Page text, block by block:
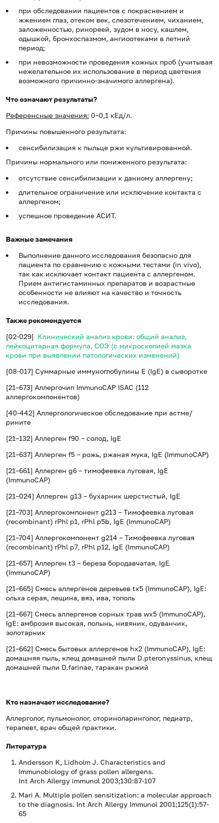
при обследовании пациентов с покраснением и
жжением глаз, отеком век, слезотечением, чиханием,
заложенностью, ринореей, зудом в носу, кашлем,
одышкой, бронхоспазмом, ангиоотеками в летний
период;
при невозможности проведения кожных проб (учитывая
нежелательное их использование в период цветения
возможного причинно-значимого аллергена).
Что означают результаты?
Референсные значения: 0–0,1 кЕд/л.
Причины повышенного результата:
сенсибилизация к пыльце ржи культивированной.
Причины нормального или пониженного результата:
отсутствие сенсибилизации к данному аллергену;
длительное ограничение или исключение контакта с
аллергеном;
успешное проведение АСИТ.
Важные замечания
Выполнение данного исследования безопасно для
пациента по сравнению с кожными тестами (in vivo),
так как исключает контакт пациента с аллергеном.
Прием антигистаминных препаратов и возрастные
особенности не влияют на качество и точность
исследования.
Также рекомендуется
[02-029] Клинический анализ крови: общий анализ,
лейкоцитарная формула, СОЭ (с микроскопией мазка
крови при выявлении патологических изменений)
[08-017] Суммарные иммуноглобулины E (IgE) в сыворотке
[21–673] Аллергочип ImmunoCAP ISAC (112
аллергокомпонентов)
[40-442] Аллергологическое обследование при астме/
рините
[21–132] Аллерген f90 – солод, IgE
[21–637] Аллерген f5 – рожь, ржаная мука, IgE (ImmunoCAP)
[21–661] Аллерген g6 – тимофеевка луговая, IgE
(ImmunoCAP)
[21–024] Аллерген g13 – бухарник шерстистый, IgE
[21–703] Аллергокомпонент g213 – Тимофеевка луговая
(recombinant) rPhl p1, rPhl p5b, IgE (ImmunoCAP)
[21–704] Аллергокомпонент g214 – Тимофеевка луговая
(recombinant) rPhl p7, rPhl p12, IgE (ImmunoCAP)
[21–657] Аллерген t3 – береза бородавчатая, IgE
(ImmunoCAP)
[21–665] Смесь аллергенов деревьев tx5 (ImmunoCAP), IgE:
ольха серая, лещина, вяз, ива, тополь
[21–667] Смесь аллергенов сорных трав wx5 (ImmunoCAP),
IgE: амброзия высокая, полынь, нивяник, одуванчик,
золотарник
[21–662] Смесь бытовых аллергенов hx2 (ImmunoCAP), IgE:
домашняя пыль, клещ домашней пыли D.pteronyssinus, клещ
домашней пыли D.farinae, таракан рыжий
Кто назначает исследование?
Аллерголог, пульмонолог, оториноларинголог, педиатр,
терапевт, врач общей практики.
Литература
Andersson K, Lidholm J. Characteristics and
Immunobiology of grass pollen allergens.
Int Arch Allergy immunol 2003;130:87-107
Mari A. Multiple pollen sensitization: a molecular approach
to the diagnosis. Int Arch Allergy Immunol 2001;125(1):57-
65